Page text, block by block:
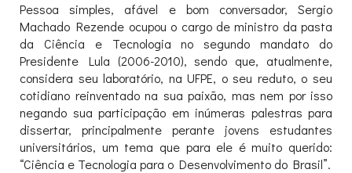
Pessoa simples, afável e bom conversador, Sergio
Machado Rezende ocupou o cargo de ministro da pasta
da Ciência e Tecnologia no segundo mandato do
Presidente Lula (2006-2010), sendo que, atualmente,
considera seu laboratório, na UFPE, o seu reduto, o seu
cotidiano reinventado na sua paixão, mas nem por isso
negando sua participação em inúmeras palestras para
dissertar, principalmente perante jovens estudantes
universitários, um tema que para ele é muito querido:
“Ciência e Tecnologia para o Desenvolvimento do Brasil”.